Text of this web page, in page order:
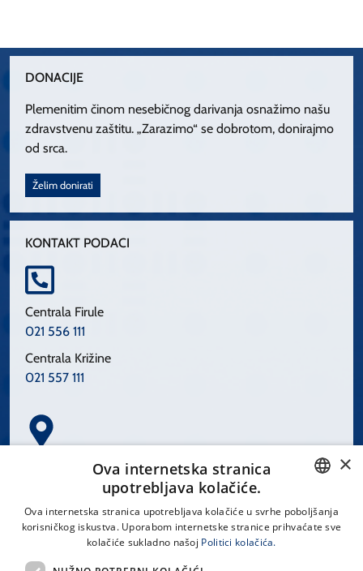
DONACIJE
Plemenitim činom nesebičnog darivanja osnažimo našu
zdravstvenu zaštitu. „Zarazimo“ se dobrotom, donirajmo
od srca.
Želim donirati
KONTAKT PODACI
Centrala Firule
021 556 111
Centrala Križine
021 557 111
Spinčićeva 1, 21000 Split
CROATIAN
×
Ova internetska stranica
upotrebljava kolačiće.
Ova internetska stranica upotrebljava kolačiće u svrhe poboljšanja
korisničkog iskustva. Uporabom internetske stranice prihvaćate sve
kolačiće sukladno našoj Politici kolačića.